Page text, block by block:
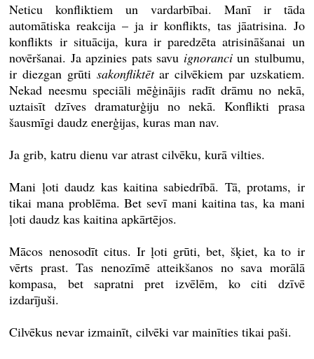
Neticu konfliktiem un vardarbībai. Manī ir tāda
automātiska reakcija – ja ir konflikts, tas jāatrisina. Jo
konflikts ir situācija, kura ir paredzēta atrisināšanai un
novēršanai. Ja apzinies pats savu ignoranciun stulbumu,
ir diezgan grūti sakonfliktētar cilvēkiem par uzskatiem.
Nekad neesmu speciāli mēģinājis radīt drāmu no nekā,
uztaisīt dzīves dramaturģiju no nekā. Konflikti prasa
šausmīgi daudz enerģijas, kuras man nav.
Ja grib, katru dienu var atrast cilvēku, kurā vilties.
Mani ļoti daudz kas kaitina sabiedrībā. Tā, protams, ir
tikai mana problēma. Bet sevī mani kaitina tas, ka mani
ļoti daudz kas kaitina apkārtējos.
Mācos nenosodīt citus. Ir ļoti grūti, bet, šķiet, ka to ir
vērts prast. Tas nenozīmē atteikšanos no sava morālā
kompasa, bet sapratni pret izvēlēm, ko citi dzīvē
izdarījuši.
Cilvēkus nevar izmainīt, cilvēki var mainīties tikai paši.